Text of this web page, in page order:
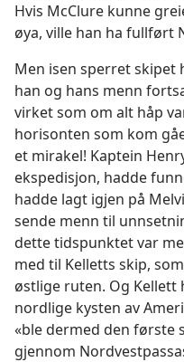
Hvis McClure kunne
øya, ville han ha fullført
Men isen sperret skipet
han og hans menn
virket som om alt håp
horisonten som kom
et mirakel! Kaptein
ekspedisjon, hadde
hadde lagt igjen på
sende menn til
dette tidspunktet var
med til Kelletts skip,
østlige ruten. Og
nordlige kysten av
«ble dermed den første
gjennom